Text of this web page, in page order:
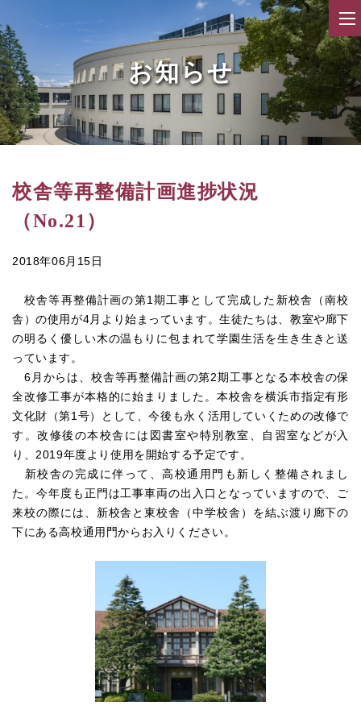
お知らせ
校舎等再整備計画進捗状況
（No.21）
2018年06月15日
校舎等再整備計画の第1期工事として完成した新校舎（南校
舎）の使用が4月より始まっています。生徒たちは、教室や廊下
の明るく優しい木の温もりに包まれて学園生活を生き生きと送
っています。
6月からは、校舎等再整備計画の第2期工事となる本校舎の保
全改修工事が本格的に始まりました。本校舎を横浜市指定有形
文化財（第1号）として、今後も永く活用していくための改修で
す。改修後の本校舎には図書室や特別教室、自習室などが入
り、2019年度より使用を開始する予定です。
新校舎の完成に伴って、高校通用門も新しく整備されまし
た。今年度も正門は工事車両の出入口となっていますので、ご
来校の際には、新校舎と東校舎（中学校舎）を結ぶ渡り廊下の
下にある高校通用門からお入りください。